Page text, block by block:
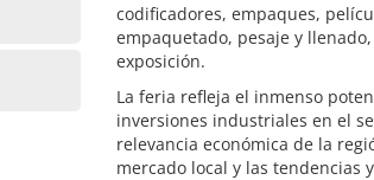
codificadores, empaques,
empaquetado, pesaje y
exposición.
La feria refleja el inmenso
inversiones industriales en el
relevancia económica de la
mercado local y las tendencias